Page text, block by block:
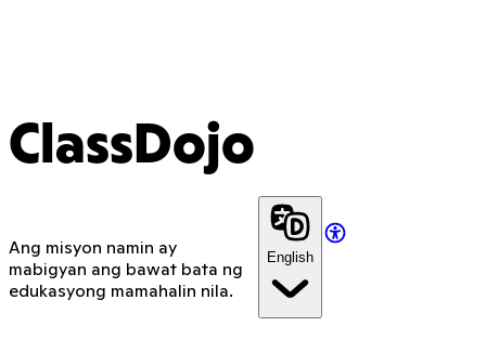
ClassDojo
Ang misyon namin ay
mabigyan ang bawat bata ng
edukasyong mamahalin nila.
English